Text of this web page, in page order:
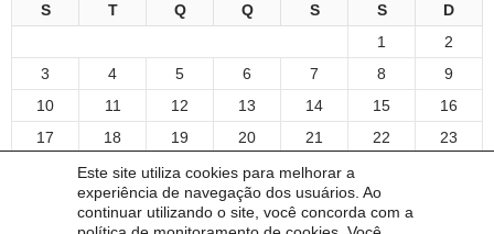
Este site utiliza cookies para melhorar a
experiência de navegação dos usuários. Ao
continuar utilizando o site, você concorda com a
S T Q Q S S
D
1
2
3
4 5 6 7 8
9
10
11 12 13 14 15
16
17
18 19 20 21 22
23
25 26 27 28